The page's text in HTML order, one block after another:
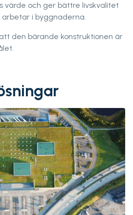
värde och ger bättre livskvalitet
i byggnaderna.
den bärande konstruktionen är